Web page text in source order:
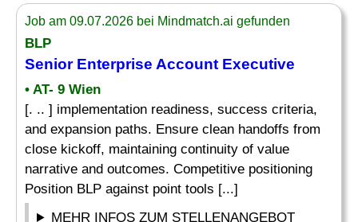
Job am 09.07.2026 bei Mindmatch.ai gefunden
BLP
Senior Enterprise Account Executive
• AT- 9 Wien
[. .. ] implementation readiness, success criteria,
and expansion paths. Ensure clean handoffs from
close kickoff, maintaining continuity of value
narrative and outcomes. Competitive positioning
Position BLP against point tools [...]
MEHR INFOS ZUM STELLENANGEBOT